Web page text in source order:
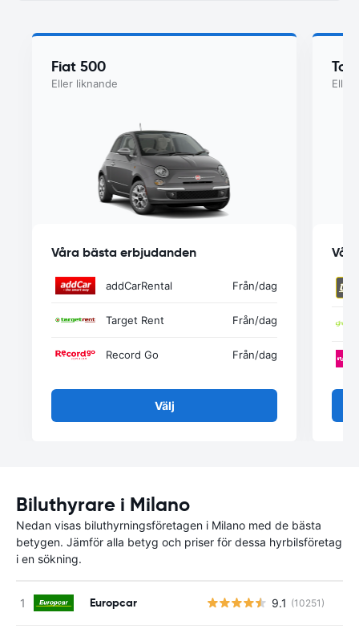
Fiat 500
Eller liknande
Våra bästa erbjudanden
addCarRental Från/dag
Target Rent Från/dag
Record Go Från/dag
Välj
Eller
Biluthyrare i Milano
Nedan visas biluthyrningsföretagen i Milano med de bästa
betygen. Jämför alla betyg och priser för dessa hyrbilsföretag
i en sökning.
Europcar 9.1 (10251)